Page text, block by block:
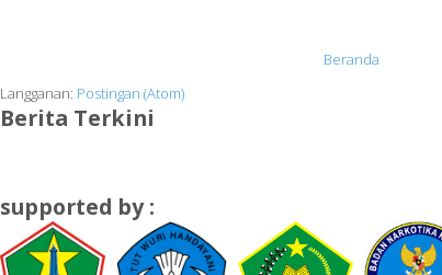
Beranda
Langganan: Postingan (Atom)
Berita Terkini
supported by :